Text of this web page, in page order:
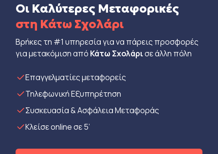
Οι Καλύτερες Μεταφορικές
στη Κάτω Σχολάρι
Βρήκες τη #1 υπηρεσία για να πάρεις προσφορές
για μετακόμιση από Κάτω Σχολάρισε άλλη πόλη
Eπαγγελματίες μεταφορείς
Τηλεφωνική Εξυπηρέτηση
Συσκευασία & Ασφάλεια Μεταφοράς
Κλείσε online σε 5’